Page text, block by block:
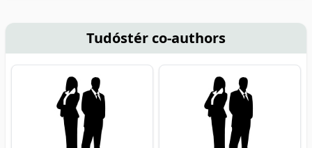
Tudóstér co-authors